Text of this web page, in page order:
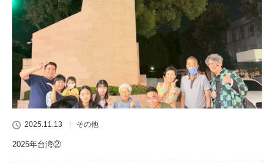
2025.11.13 その他
2025年台湾②